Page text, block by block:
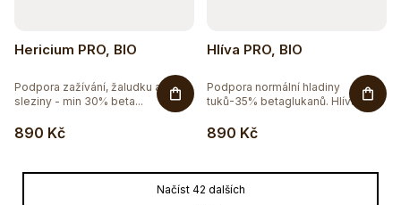
Hericium PRO, BIO
890 Kč
Podpora zažívání, žaludku a
sleziny - min 30% beta...
Hlíva PRO, BIO
890 Kč
Podpora normální hladiny
tuků-35% betaglukanů. Hlíva...
Načíst 42 dalších